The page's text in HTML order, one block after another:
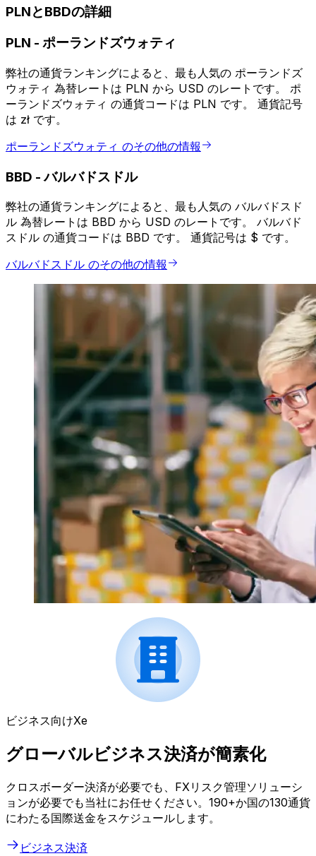
PLNとBBDの詳細
PLN - ポーランドズウォティ
弊社の通貨ランキングによると、最も人気の ポーランドズ
ウォティ 為替レートは PLN から USD のレートです。 ポ
ーランドズウォティ の通貨コードは PLN です。 通貨記号
は zł です。
ポーランドズウォティ のその他の情報
BBD -バルバドスドル
弊社の通貨ランキングによると、最も人気の バルバドスド
ル 為替レートは BBD から USD のレートです。 バルバド
スドル の通貨コードは BBD です。 通貨記号は $ です。
バルバドスドル のその他の情報
ビジネス向けXe
グローバルビジネス決済が簡素化
クロスボーダー決済が必要でも、FXリスク管理ソリューシ
ョンが必要でも当社にお任せください。190+か国の130通貨
にわたる国際送金をスケジュールします。
ビジネス決済